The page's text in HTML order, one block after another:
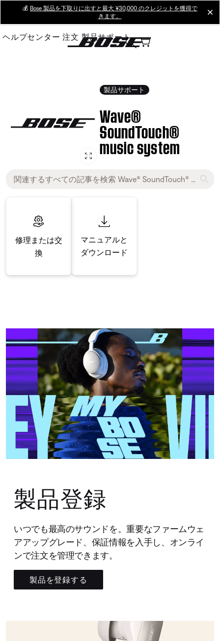
Main
💰 Bose 製品を下取りに出すと最大 ¥30,000 のクレジットを獲得で
きます。
ヘルプセンター 注文 製品サポート
製品サポート
Wave®
SoundTouch®
music system
修理または交
換
マニュアルと
ダウンロード
製品登録
いつでも最高のサウンドを。重要なファームウェ
アアップグレード、保証情報を入手し、オンライ
ンで注文を管理できます。
製品を登録する